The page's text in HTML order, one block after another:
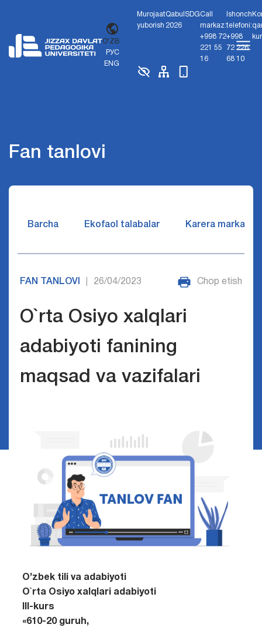
O'ZB
РУС
ENG
Murojaat
yuborish
Qabul
2026
SDGCall
markaz:
+998 72
221 55
16
Ishonch
telefoni:
+998
72 226
68 10
Fan tanlovi
Barcha Ekofaol talabalar Karera markazi
FAN TANLOVI 26/04/2023 Chop etish
O`rta Osiyo xalqlari
adabiyoti fanining
maqsad va vazifalari
O’zbek tili va adabiyoti
O`rta Osiyo xalqlari adabiyoti
III-kurs
«610-20 guruh,